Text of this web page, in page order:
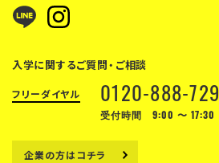
入学に関するご質問・ご相談
フリーダイヤル 0120-888-729
受付時間 9:00 〜 17:30
企業の方はコチラ